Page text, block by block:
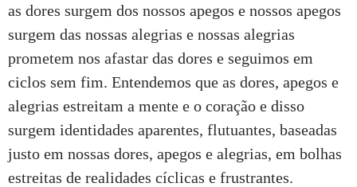
as dores surgem dos nossos apegos e nossos apegos
surgem das nossas alegrias e nossas alegrias
prometem nos afastar das dores e seguimos em
ciclos sem fim. Entendemos que as dores, apegos e
alegrias estreitam a mente e o coração e disso
surgem identidades aparentes, flutuantes, baseadas
justo em nossas dores, apegos e alegrias, em bolhas
estreitas de realidades cíclicas e frustrantes.